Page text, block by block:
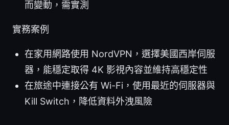
而變動，需實測
實務案例
在家用網路使用 NordVPN，選擇美國西岸伺服
器，能穩定取得 4K 影視內容並維持高穩定性
在旅途中連接公有 Wi-Fi，使用最近的伺服器與
Kill Switch，降低資料外洩風險